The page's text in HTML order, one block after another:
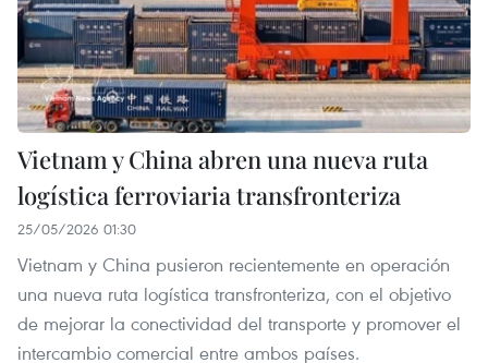
Vietnam y China abren una nueva ruta
logística ferroviaria transfronteriza
25/05/2026 01:30
Vietnam y China pusieron recientemente en operación
una nueva ruta logística transfronteriza, con el objetivo
de mejorar la conectividad del transporte y promover el
intercambio comercial entre ambos países.